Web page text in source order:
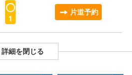
1
片道予約
詳細を閉じる